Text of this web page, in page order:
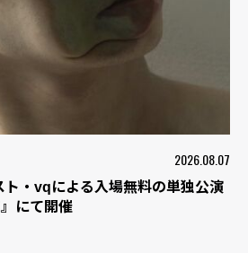
2026.08.07
ト・vqによる入場無料の単独公演
にて開催